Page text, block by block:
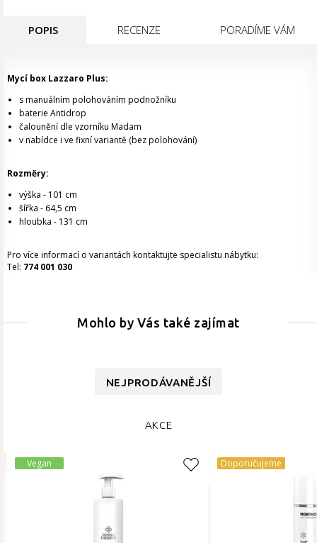
POPIS RECENZE PORADÍME VÁM
Mycí box Lazzaro Plus:
s manuálním polohováním podnožníku
baterie Antidrop
čalounění dle vzorníku Madam
v nabídce i ve fixní variantě (bez polohování)
Rozměry:
výška - 101 cm
šířka - 64,5 cm
hloubka - 131 cm
Pro více informací o variantách kontaktujte specialistu nábytku:
Tel: 774 001 030
Mohlo by Vás také zajímat
NEJPRODÁVANĚJŠÍ
AKCE
Vegan Doporučujeme